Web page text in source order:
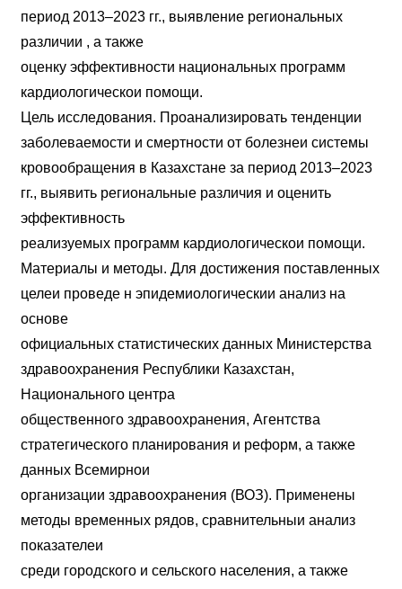
период 2013–2023 гг., выявление региональных
различии , а также
оценку эффективности национальных программ
кардиологическои помощи.
Цель исследования. Проанализировать тенденции
заболеваемости и смертности от болезнеи системы
кровообращения в Казахстане за период 2013–2023
гг., выявить региональные различия и оценить
эффективность
реализуемых программ кардиологическои помощи.
Материалы и методы. Для достижения поставленных
целеи проведе н эпидемиологическии анализ на
основе
официальных статистических данных Министерства
здравоохранения Республики Казахстан,
Национального центра
общественного здравоохранения, Агентства
стратегического планирования и реформ, а также
данных Всемирнои
организации здравоохранения (ВОЗ). Применены
методы временных рядов, сравнительныи анализ
показателеи
среди городского и сельского населения, а также